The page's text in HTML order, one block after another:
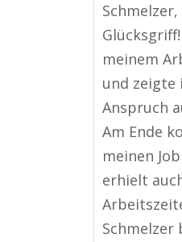
meinem
und zeigte
Anspruch
Am Ende
meinen
erhielt
Schmelzer